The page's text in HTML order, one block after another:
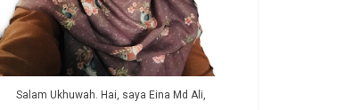
Salam Ukhuwah. Hai, saya Eina Md Ali,